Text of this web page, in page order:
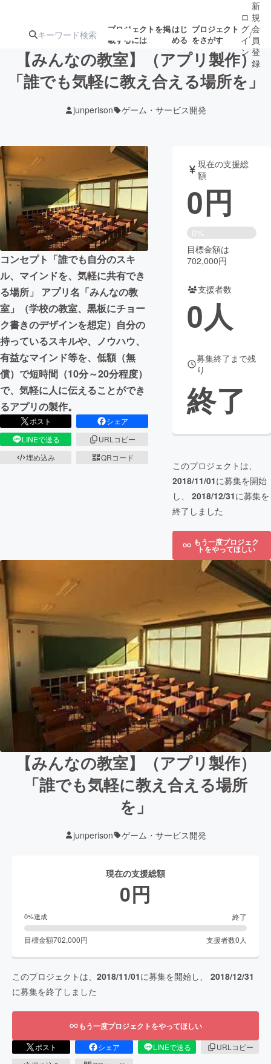
プロジェクトを掲
載するには
はじ
める
プロジェクト
をさがす
ターン
ジェクト
ロジェクト
アート・写真 音楽
テクノロジー・ガジェット ゲーム・サ
映像・映画 書籍・雑誌
ビジネス・起業 チャレンジ
まちづくり・地域活性化
CAMPFIRE for Social Good
CAMPFIRE Creation
CAMPFIREふるさと納税
ロ
グ
イ
ン
/
新
規
会
員
登
録
【みんなの教室】（アプリ製作）
「誰でも気軽に教え合える場所を」
junperison ゲーム・サービス開発
コンセプト「誰でも自分のスキ
ル、マインドを、気軽に共有でき
る場所」 アプリ名「みんなの教
室」（学校の教室、黒板にチョー
ク書きのデザインを想定）自分の
持っているスキルや、ノウハウ、
有益なマインド等を、低額（無
償）で短時間（10分～20分程度）
で、気軽に人に伝えることができ
るアプリの製作。
ポスト
シェア
LINEで送る
URLコピー
埋め込み
QRコード
現在の支援総
額
0円
0%
目標金額は
702,000円
支援者数
0人
募集終了まで残
り
終了
このプロジェクトは、
2018/11/01に募集を開始
し、 2018/12/31に募集を
終了しました
もう一度プロジェク
トをやってほしい
【みんなの教室】（アプリ製作）
「誰でも気軽に教え合える場所
を」
junperison ゲーム・サービス開発
現在の支援総額
0円
0%達成 終了
目標金額702,000円 支援者数0 人
このプロジェクトは、 2018/11/01に募集を開始し、 2018/12/31
に募集を終了しました
もう一度プロジェクトをやってほしい
ポスト シェア LINEで送る
URLコピー